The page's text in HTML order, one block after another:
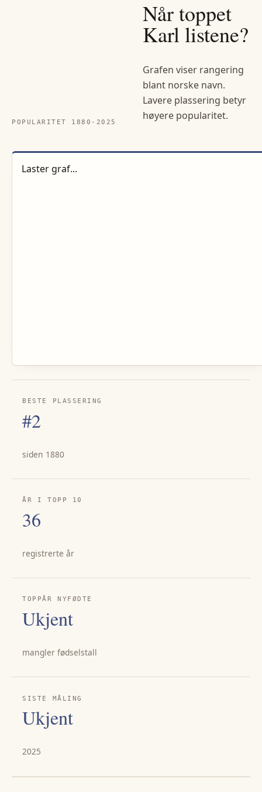
POPULARITET 1880- 2025
Når toppet
Karllistene?
Grafen viser rangering
blant norske navn.
Lavere plassering betyr
høyere popularitet.
Laster graf...
BESTE PLASSERING
#2
siden 1880
ÅR I TOPP 10
36
registrerte år
TOPPÅR NYFØDTE
Ukjent
mangler fødselstall
SISTE MÅLING
Ukjent
2025